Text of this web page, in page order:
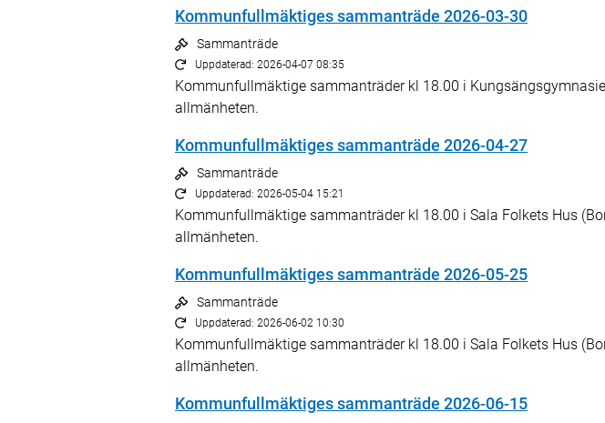
Kommunfullmäktiges sammanträde 2026-03-30
Sammanträde
Uppdaterad: 2026-04-07 08:35
Kommunfullmäktige sammanträder kl 18.00 i
allmänheten.
Kommunfullmäktiges sammanträde 2026-04-27
Sammanträde
Uppdaterad: 2026-05-04 15:21
Kommunfullmäktige sammanträder kl 18.00 i Sala Folkets Hus
allmänheten.
Kommunfullmäktiges sammanträde 2026-05-25
Sammanträde
Uppdaterad: 2026-06-02 10:30
Kommunfullmäktige sammanträder kl 18.00 i Sala Folkets Hus
allmänheten.
Kommunfullmäktiges sammanträde 2026-06-15